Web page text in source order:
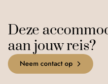
Deze
aan jouw reis?
Neem contact op